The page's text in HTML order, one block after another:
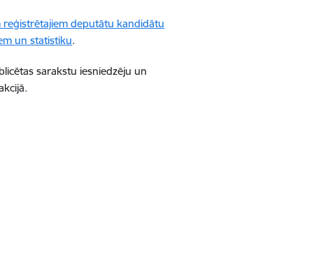
reģistrētajiem deputātu kandidātu
un statistiku.
sarakstu iesniedzēju un